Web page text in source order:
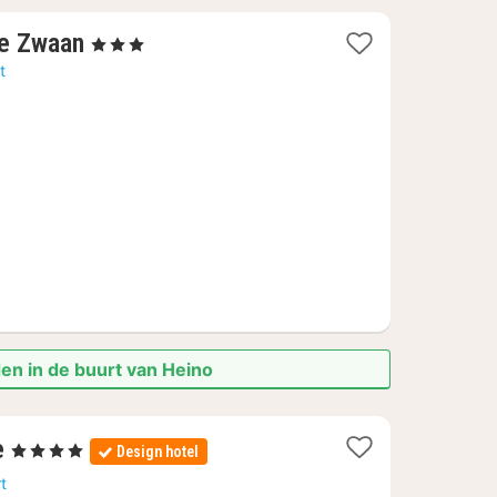
Zwaan 1
, 3 Sterren
in de buurt van Heino
1
, 4 Sterren Design hotel